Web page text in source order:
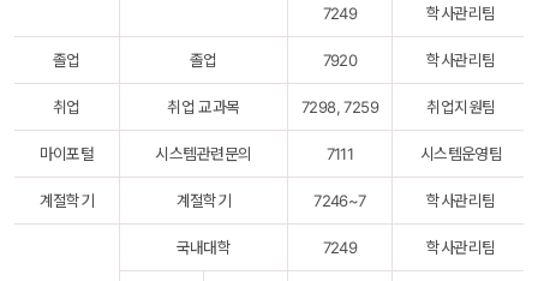
7249 학사관리팀
졸업 졸업 7920 학사관리팀
취업 취업 교과목 7298, 7259 취업지원팀
마이포털 시스템관련문의 7111 시스템운영팀
계절학기 계절학기 7246~7 학사관리팀
국내대학 7249 학사관리팀